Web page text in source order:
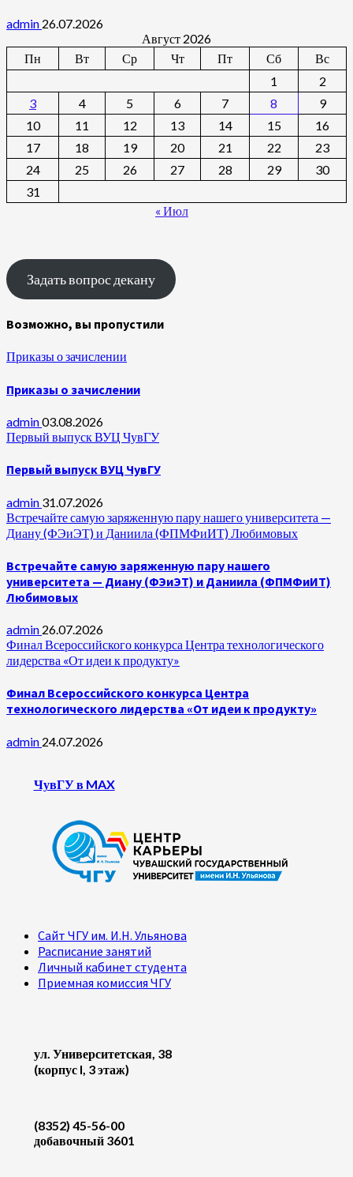
admin 26.07.2026
Август 2026
Пн
Вт Ср Чт Пт Сб
Вс
1
2
3
4 5 6 7 8
9
10
11 12 13 14 15
16
17
18 19 20 21 22
23
24
25 26 27 28 29
30
31
« Июл
Задать вопрос декану
Возможно, вы пропустили
Приказы о зачислении
Приказы о зачислении
admin03.08.2026
Первый выпуск ВУЦ ЧувГУ
Первый выпуск ВУЦ ЧувГУ
admin 31.07.2026
Встречайте самую заряженную пару нашего университета —
Диану (ФЭиЭТ) и Даниила (ФПМФиИТ) Любимовых
Встречайте самую заряженную пару нашего
университета — Диану (ФЭиЭТ) и Даниила (ФПМФиИТ)
Любимовых
admin 26.07.2026
Финал Всероссийского конкурса Центра технологического
лидерства «От идеи к продукту»
Финал Всероссийского конкурса Центра
технологического лидерства «От идеи к продукту»
admin 24.07.2026
ЧувГУ в MAX
Сайт ЧГУ им. И.Н. Ульянова
Расписание занятий
Личный кабинет студента
Приемная комиссия ЧГУ
ул. Университетская, 38
(корпус I, 3 этаж)
(8352) 45-56-00
добавочный 3601